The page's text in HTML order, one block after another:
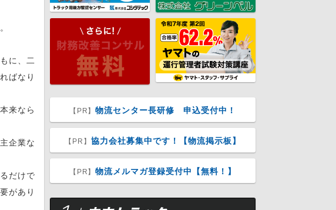
に、二
ばなり
来なら
企業な
だけで
があり
【PR】物流センター長研修 申込受付中！
【PR】 協力会社募集中です！【物流掲示板】
【PR】物流メルマガ登録受付中【無料！】